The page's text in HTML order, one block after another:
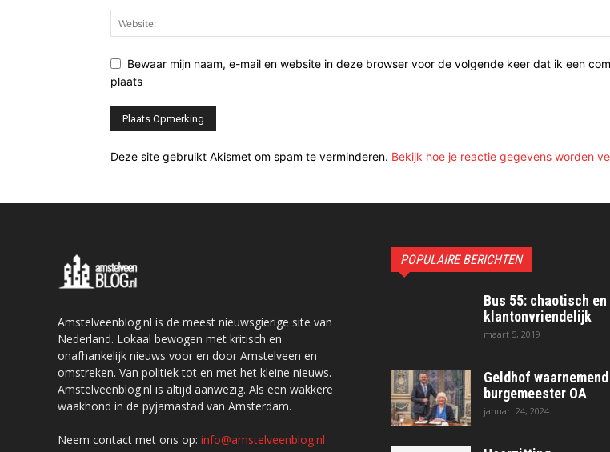
Bewaar mijn naam, e-mail en website in deze browser voor de volgende keer dat ik een
plaats
Deze site gebruikt Akismet om spam te verminderen. Bekijk hoe je reactie gegevens worden
Amstelveenblog.nl is de meest nieuwsgierige site van
Nederland. Lokaal bewogen met kritisch en
onafhankelijk nieuws voor en door Amstelveen en
omstreken. Van politiek tot en met het kleine nieuws.
Amstelveenblog.nl is altijd aanwezig. Als een wakkere
waakhond in de pyjamastad van Amsterdam.
Neem contact met ons op: info@amstelveenblog.nl
POPULAIRE BERICHTEN
Bus 55: chaotisch en
klantonvriendelijk
maart 5, 2019
Geldhof waarnemend
burgemeester OA
januari 24, 2024